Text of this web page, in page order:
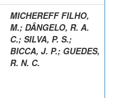
MICHEREFF FILHO,
M.; DÂNGELO, R. A.
C.; SILVA, P. S.;
BICCA, J. P.; GUEDES,
R. N. C.